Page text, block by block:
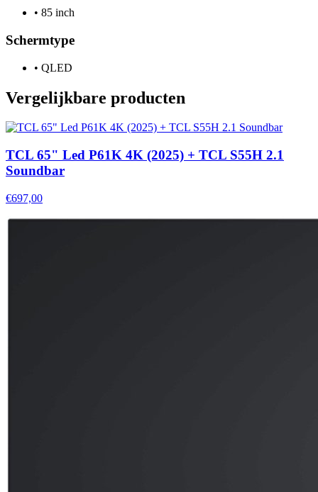
• 85 inch
Schermtype
• QLED
Vergelijkbare producten
TCL 65" Led P61K 4K (2025) + TCL S55H 2.1
Soundbar
€697,00